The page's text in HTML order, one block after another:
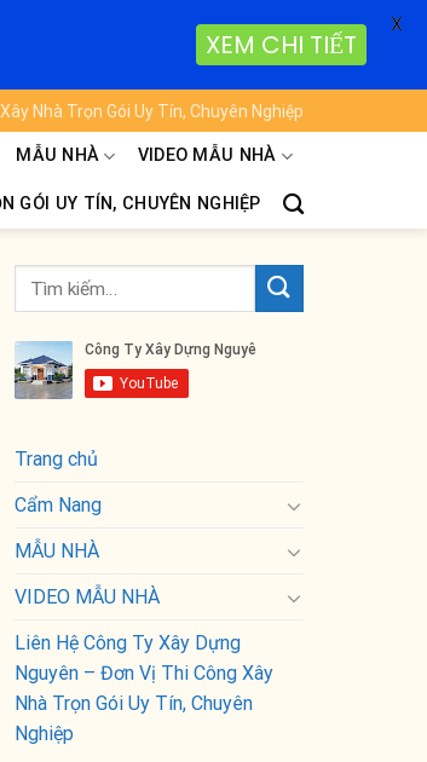
Nhà Trọn Gói Uy Tín, Chuyên Nghiệp
MẪU NHÀ VIDEO MẪU NHÀ
GÓI UY TÍN, CHUYÊN NGHIỆP
Trang chủ
Cẩm Nang
MẪU NHÀ
VIDEO MẪU NHÀ
Liên Hệ Công Ty Xây Dựng
Nguyên – Đơn Vị Thi Công Xây
Nhà Trọn Gói Uy Tín, Chuyên
Nghiệp
XEM CHI TIẾT
X